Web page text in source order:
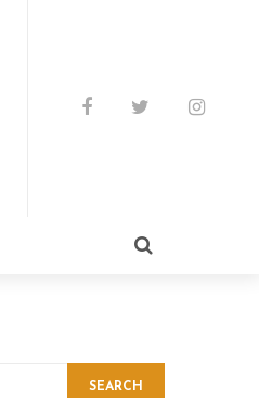
SEARCH